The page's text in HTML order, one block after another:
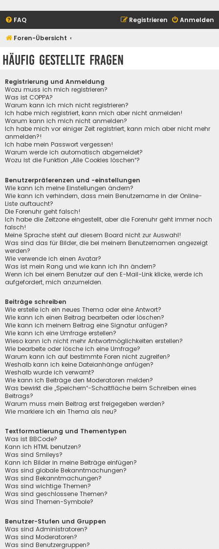
FAQ Anmelden
Registrieren
Foren-Übersicht
Häufig gestellte Fragen
Registrierung und Anmeldung
Wozu muss ich mich registrieren?
Was ist COPPA?
Warum kann ich mich nicht registrieren?
Ich habe mich registriert, kann mich aber nicht anmelden!
Warum kann ich mich nicht anmelden?
Ich habe mich vor einiger Zeit registriert, kann mich aber nicht mehr
anmelden?!
Ich habe mein Passwort vergessen!
Warum werde ich automatisch abgemeldet?
Wozu ist die Funktion „Alle Cookies löschen“?
Benutzerpräferenzen und -einstellungen
Wie kann ich meine Einstellungen ändern?
Wie kann ich verhindern, dass mein Benutzername in der Online-
Liste auftaucht?
Die Forenuhr geht falsch!
Ich habe die Zeitzone eingestellt, aber die Forenuhr geht immer noch
falsch!
Meine Sprache steht auf diesem Board nicht zur Auswahl!
Was sind das für Bilder, die bei meinem Benutzernamen angezeigt
werden?
Wie verwende ich einen Avatar?
Was ist mein Rang und wie kann ich ihn ändern?
Wenn ich bei einem Benutzer auf den E-Mail-Link klicke, werde ich
aufgefordert, mich anzumelden.
Beiträge schreiben
Wie erstelle ich ein neues Thema oder eine Antwort?
Wie kann ich einen Beitrag bearbeiten oder löschen?
Wie kann ich meinem Beitrag eine Signatur anfügen?
Wie kann ich eine Umfrage erstellen?
Wieso kann ich nicht mehr Antwortmöglichkeiten erstellen?
Wie bearbeite oder lösche ich eine Umfrage?
Warum kann ich auf bestimmte Foren nicht zugreifen?
Weshalb kann ich keine Dateianhänge anfügen?
Weshalb wurde ich verwarnt?
Wie kann ich Beiträge den Moderatoren melden?
Was bewirkt die „Speichern“-Schaltfläche beim Schreiben eines
Beitrags?
Warum muss mein Beitrag erst freigegeben werden?
Wie markiere ich ein Thema als neu?
Textformatierung und Thementypen
Was ist BBCode?
Kann ich HTML benutzen?
Was sind Smileys?
Kann ich Bilder in meine Beiträge einfügen?
Was sind globale Bekanntmachungen?
Was sind Bekanntmachungen?
Was sind wichtige Themen?
Was sind geschlossene Themen?
Was sind Themen-Symbole?
Benutzer-Stufen und Gruppen
Was sind Administratoren?
Was sind Moderatoren?
Was sind Benutzergruppen?